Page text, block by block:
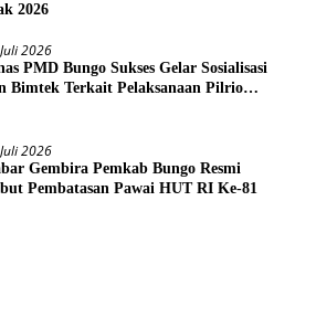
2026
2026
PMD Bungo Sukses Gelar Sosialisasi
Bimtek Terkait Pelaksanaan Pilrio
2026
Gembira Pemkab Bungo Resmi
Pembatasan Pawai HUT RI Ke-81